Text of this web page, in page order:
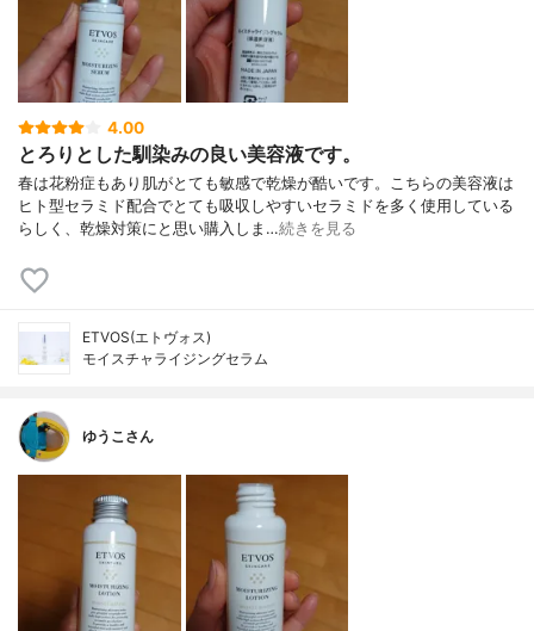
4.00
とろりとした馴染みの良い美容液です。
春は花粉症もあり肌がとても敏感で乾燥が酷いです。こちらの美容液は
ヒト型セラミド配合でとても吸収しやすいセラミドを多く使用している
らしく、乾燥対策にと思い購入しま…続きを見る
ETVOS(エトヴォス)
モイスチャライジングセラム
ゆうこさん